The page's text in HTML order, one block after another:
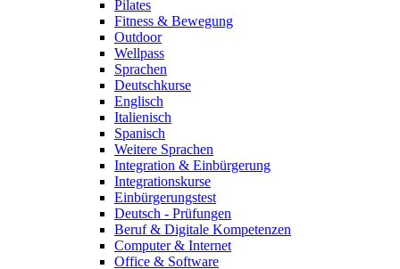
Pilates
Fitness & Bewegung
Outdoor
Wellpass
Sprachen
Deutschkurse
Englisch
Italienisch
Spanisch
Weitere Sprachen
Integration & Einbürgerung
Integrationskurse
Einbürgerungstest
Deutsch - Prüfungen
Beruf & Digitale Kompetenzen
Computer & Internet
Office & Software